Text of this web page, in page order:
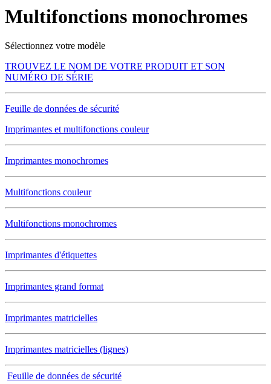
Multifonctions monochromes
Sélectionnez votre modèle
TROUVEZ LE NOM DE VOTRE PRODUIT ET SON
NUMÉRO DE SÉRIE
Feuille de données de sécurité
Imprimantes et multifonctions couleur
Imprimantes monochromes
Multifonctions couleur
Multifonctions monochromes
Imprimantes d'étiquettes
Imprimantes grand format
Imprimantes matricielles
Imprimantes matricielles (lignes)
Feuille de données de sécurité